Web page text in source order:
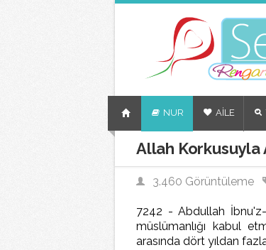
NUR AİLE
Allah Korkusuyla
3.460 Görüntüleme
7242 - Abdullah İbnu'z-
müslümanlığı kabul
arasında dört yıldan